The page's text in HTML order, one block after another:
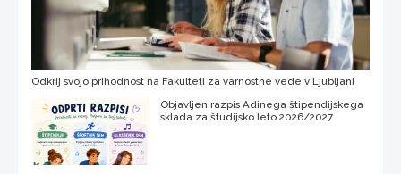
Odkrij svojo prihodnost na Fakulteti za varnostne vede v Ljubljani
Objavljen razpis Adinega štipendijskega
sklada za študijsko leto 2026/2027